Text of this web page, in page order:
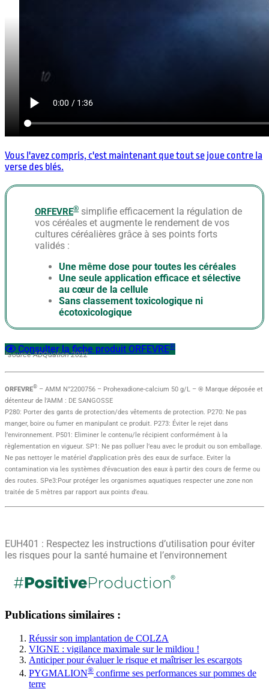
Vous l'avez compris, c'est maintenant que tout se joue contre la
verse des blés.
ORFEVRE® simplifie efficacement la régulation de
vos céréales et augmente le rendement de vos
cultures céréalières grâce à ses points forts
validés :
Une même dose pour toutes les céréales
Une seule application efficace et sélective
au cœur de la cellule
Sans classement toxicologique ni
écotoxicologique
Consulter la fiche produit ORFEVRE®
*source ADQuation 2022
ORFEVRE® – AMM N°2200756 – Prohexadione-calcium 50 g/L – ® Marque déposée et
détenteur de l’AMM : DE SANGOSSE
P280: Porter des gants de protection/des vêtements de protection. P270: Ne pas
manger, boire ou fumer en manipulant ce produit. P273: Éviter le rejet dans
l’environnement. P501: Eliminer le contenu/le récipient conformément à la
règlementation en vigueur. SP1: Ne pas polluer l’eau avec le produit ou son emballage.
Ne pas nettoyer le matériel d’application près des eaux de surface. Eviter la
contamination via les systèmes d’évacuation des eaux à partir des cours de ferme ou
des routes. SPe3:Pour protéger les organismes aquatiques respecter une zone non
traitée de 5 mètres par rapport aux points d’eau.
EUH401 : Respectez les instructions d’utilisation pour éviter
les risques pour la santé humaine et l’environnement
Publications similaires :
Réussir son implantation de COLZA
VIGNE : vigilance maximale sur le mildiou !
Anticiper pour évaluer le risque et maîtriser les escargots
PYGMALION® confirme ses performances sur pommes de
terre